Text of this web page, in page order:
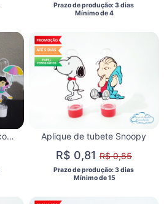
Prazo de produção: 3 dias
  Mínimo de 4
Aplique de Tubete - Circo Menina Aplique de tubete Snoopy
R$ 0,81R$ 0,85
Prazo de produção: 3 dias
  Mínimo de 15